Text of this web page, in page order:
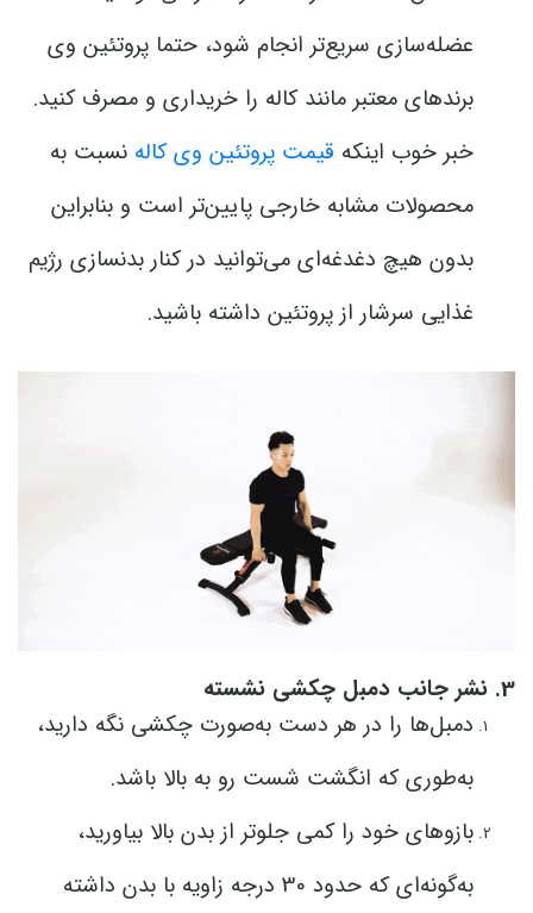
عضله‌سازی سریع‌تر انجام شود، حتما پروتئین وی
برندهای معتبر مانند کاله را خریداری و مصرف کنید.
خبر خوب اینکه قیمت پروتئین وی کاله نسبت به
محصولات مشابه خارجی پایین‌تر است و بنابراین
بدون هیچ دغدغه‌ای می‌توانید در کنار بدنسازی رژیم
غذایی سرشار از پروتئین داشته باشید.
3. نشر جانب دمبل چکشی نشسته
دمبل‌ها را در هر دست به‌صورت چکشی نگه دارید،
به‌طوری که انگشت شست رو به بالا باشد.
بازوهای خود را کمی جلوتر از بدن بالا بیاورید،
به‌گونه‌ای که حدود 30 درجه زاویه با بدن داشته